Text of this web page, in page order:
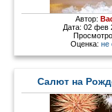
Автор:
Дата: 02 фев
Оценка: не
Салют на